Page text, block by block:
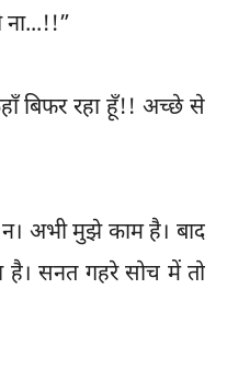
बिफर रहा हूँ!! अच्छे से
अभी मुझे काम है। बाद
है। सनत गहरे सोच में तो